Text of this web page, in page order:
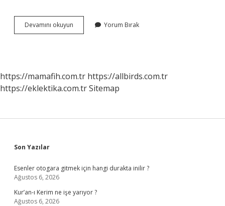
Devamını okuyun
Biletleri
Yorum Bırak
https://mamafih.com.tr https://allbirds.com.tr
https://eklektika.com.trSitemap
Sidebar
Son Yazılar
Esenler otogara gitmek için hangi durakta inilir ?
Ağustos 6, 2026
Kur’an-ı Kerim ne işe yarıyor ?
Ağustos 6, 2026